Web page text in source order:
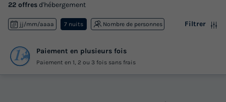
22 offres d'hébergement
jj/mm/aaaa 7 nuits Nombre de personnes Filtrer
Paiement en plusieurs fois
Paiement en 1, 2 ou 3 fois sans frais